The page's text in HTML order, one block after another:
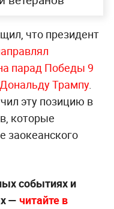
что президент
парад Победы 9
Трампу.
эту позицию в
которые
заокеанского
событиях и
— читайте в